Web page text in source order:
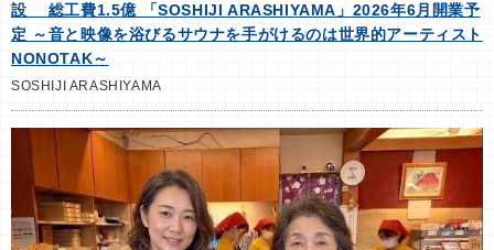
設 総工費1.5億 「SOSHIJI ARASHIYAMA」2026年6月開業予
定 ～音と映像を浴びるサウナを手がけるのは世界的アーティスト
NONOTAK～
SOSHIJI ARASHIYAMA